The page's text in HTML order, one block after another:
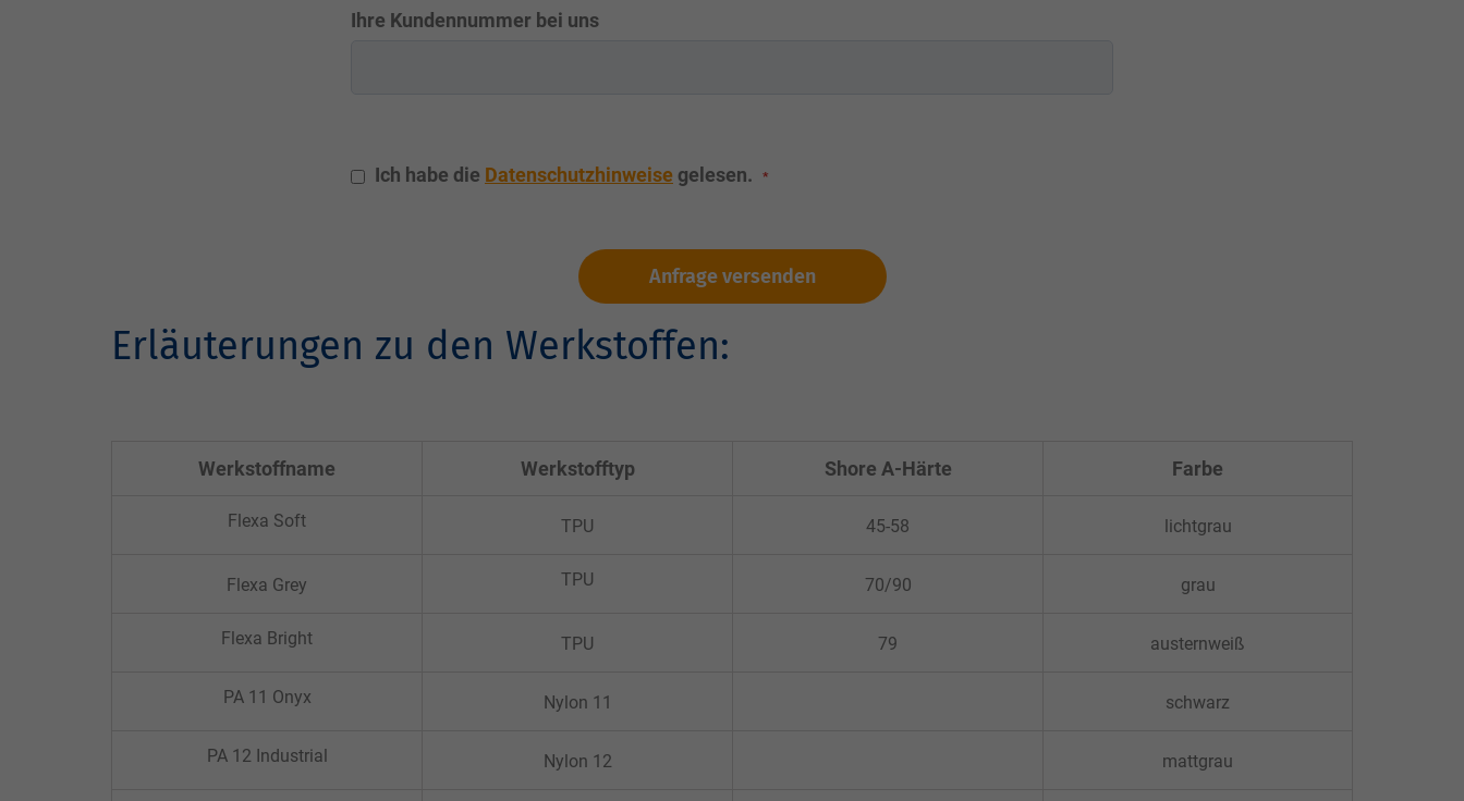
Ihre Kundennummer bei uns
Ich habe die Datenschutzhinweise gelesen.
Anfrage versenden
Erläuterungen zu den Werkstoffen:
Werkstoffname Werkstofftyp Shore A-Härte Farbe
Flexa Soft TPU 45-58 lichtgrau
Flexa Grey TPU 70/90 grau
Flexa Bright TPU 79 austernweiß
PA 11 Onyx Nylon 11 schwarz
PA 12 Industrial Nylon 12 mattgrau